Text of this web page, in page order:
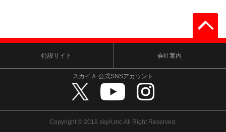
特設サイト 会社案内
スカイＡ 公式SNSアカウント
Copyright © 2018 skyA,Inc.All Right Reserved.